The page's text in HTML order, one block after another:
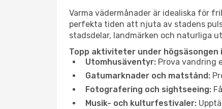
Varma vädermånader är idealiska för
perfekta tiden att njuta av stadens
stadsdelar, landmärken och naturliga
Topp aktiviteter under högsäsongen i
Utomhusäventyr: Prova vandring
Gatumarknader och matstånd:
Fotografering och sightseeing:
Musik- och kulturfestivaler: